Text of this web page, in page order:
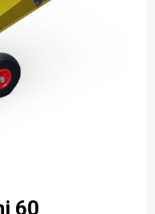
60